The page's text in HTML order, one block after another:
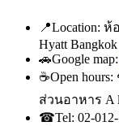
📍Location: ห้
Hyatt Bangkok
🚗Google map:
☕Open
ส่วนอาหาร A
☎Tel: 02-